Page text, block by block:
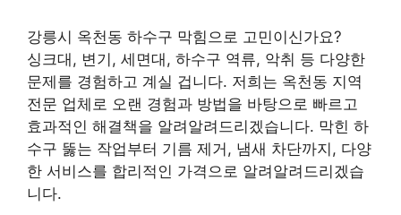
강릉시 옥천동 하수구 막힘으로 고민이신가요?
싱크대, 변기, 세면대, 하수구 역류, 악취 등 다양한
문제를 경험하고 계실 겁니다. 저희는 옥천동 지역
전문 업체로 오랜 경험과 방법을 바탕으로 빠르고
효과적인 해결책을 알려알려드리겠습니다. 막힌 하
수구 뚫는 작업부터 기름 제거, 냄새 차단까지, 다양
한 서비스를 합리적인 가격으로 알려알려드리겠습
니다.